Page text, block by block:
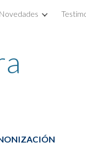
Skip to navigation
Novedades